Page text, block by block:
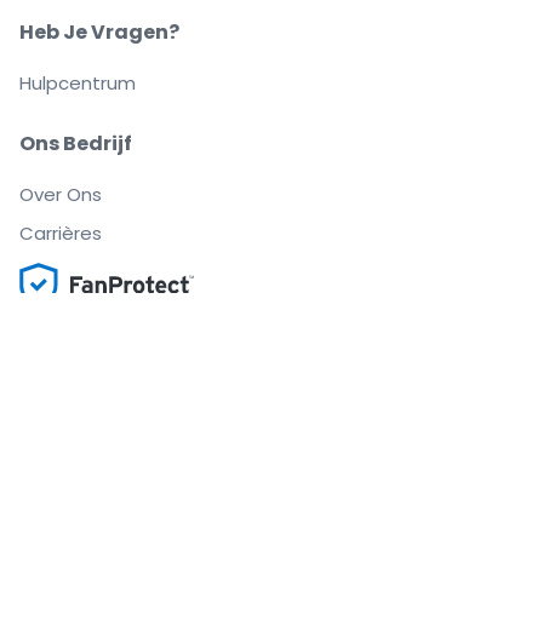
Ons Bedrijf
Over Ons
Carrières
Heb Je Vragen?
Hulpcentrum